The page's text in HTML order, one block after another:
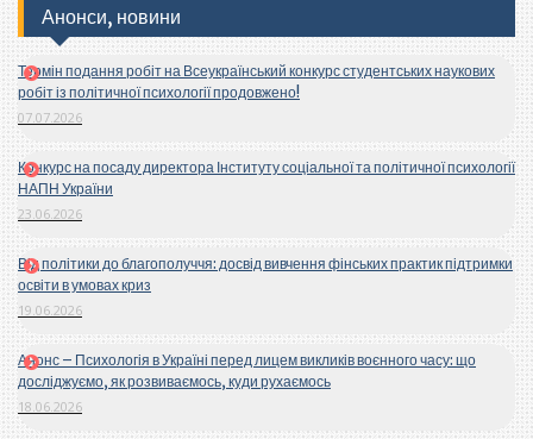
Анонси, новини
Термін подання робіт на Всеукраїнський конкурс студентських наукових
робіт із політичної психології продовжено!
07.07.2026
Конкурс на посаду директора Інституту соціальної та політичної психології
НАПН України
23.06.2026
Від політики до благополуччя: досвід вивчення фінських практик підтримки
освіти в умовах криз
19.06.2026
Анонс – Психологія в Україні перед лицем викликів воєнного часу: що
досліджуємо, як розвиваємось, куди рухаємось
18.06.2026